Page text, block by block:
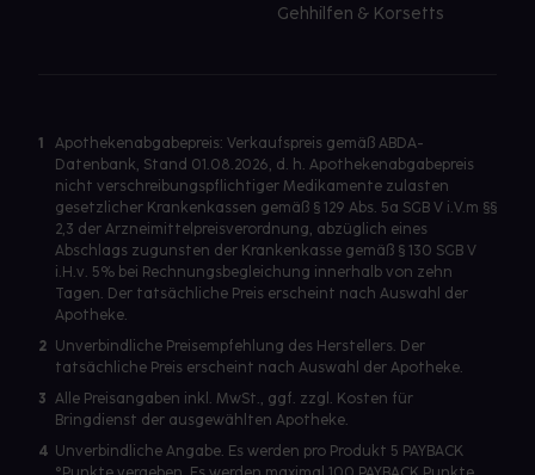
Gehhilfen & Korsetts
1
Apothekenabgabepreis: Verkaufspreis gemäß ABDA-
Datenbank, Stand 01.08.2026, d. h. Apothekenabgabepreis
nicht verschreibungspflichtiger Medikamente zulasten
gesetzlicher Krankenkassen gemäß § 129 Abs. 5a SGB V i.V.m §§
2,3 der Arzneimittelpreisverordnung, abzüglich eines
Abschlags zugunsten der Krankenkasse gemäß § 130 SGB V
i.H.v. 5% bei Rechnungsbegleichung innerhalb von zehn
Tagen. Der tatsächliche Preis erscheint nach Auswahl der
Apotheke.
2 Unverbindliche Preisempfehlung des Herstellers. Der
tatsächliche Preis erscheint nach Auswahl der Apotheke.
3 Alle Preisangaben inkl. MwSt., ggf. zzgl. Kosten für
Bringdienst der ausgewählten Apotheke.
4 Unverbindliche Angabe. Es werden pro Produkt 5 PAYBACK